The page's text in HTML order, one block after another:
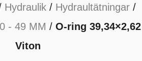
Hydraulik/ Hydraultätningar/
- 49 MM / O-ring 39,34×2,62
Viton